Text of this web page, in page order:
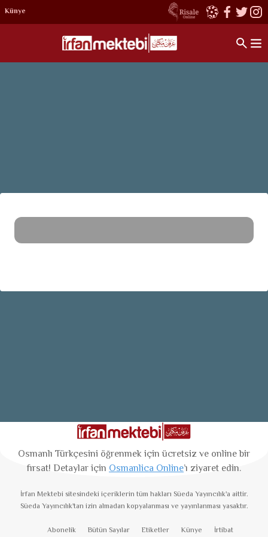
Künye
Osmanlı Türkçesini öğrenmek için ücretsiz ve online bir
fırsat! Detaylar için Osmanlica Online’ı ziyaret edin.
İrfan Mektebi sitesindeki içeriklerin tüm hakları Süeda Yayıncılık'a aittir.
Süeda Yayıncılık'tan izin almadan kopyalanması ve yayınlanması yasaktır.
Abonelik Bütün Sayılar Etiketler Künye İrtibat